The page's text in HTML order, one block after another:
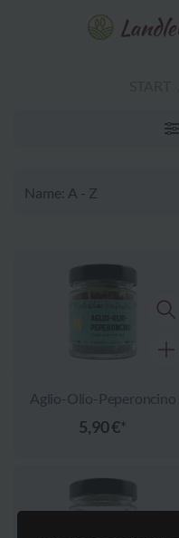
Aglio-Olio-Peperoncino
5,90€